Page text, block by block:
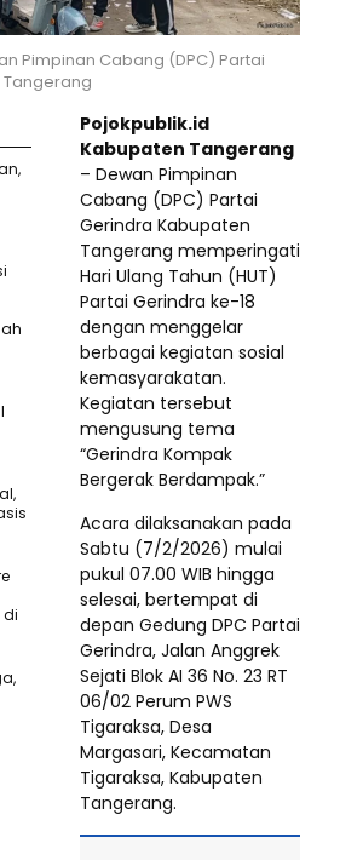
Pimpinan Cabang (DPC) Partai
Pojokpublik.id
Kabupaten Tangerang
– Dewan Pimpinan
Cabang (DPC) Partai
Gerindra Kabupaten
Tangerang memperingati
Hari Ulang Tahun (HUT)
Partai Gerindra ke-18
dengan menggelar
berbagai kegiatan sosial
kemasyarakatan.
Kegiatan tersebut
mengusung tema
“Gerindra Kompak
Bergerak Berdampak.”
Acara dilaksanakan pada
Sabtu (7/2/2026) mulai
pukul 07.00 WIB hingga
selesai, bertempat di
depan Gedung DPC Partai
Gerindra, Jalan Anggrek
Sejati Blok AI 36 No. 23 RT
06/02 Perum PWS
Tigaraksa, Desa
Margasari, Kecamatan
Tigaraksa, Kabupaten
Tangerang.
di